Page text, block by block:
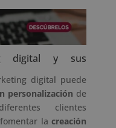
digital y sus
digital puede
personalización de
clientes
lacreación